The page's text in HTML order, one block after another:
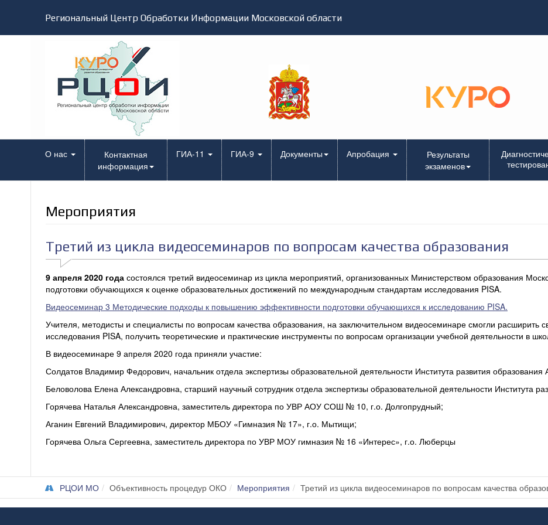
Региональный Центр Обработки Информации Московской области
О нас
Контактная
информация
ГИА-11 ГИА-9 Документы Апробация
Результаты
экзаменов
Мероприятия
Третий из цикла видеосеминаров по вопросам качества образования
9 апреля 2020 года состоялся третий видеосеминар из цикла мероприятий, организованных Министерством образования
подготовки обучающихся к оценке образовательных достижений по международным стандартам исследования PISA.
Видеосеминар 3 Методические подходы к повышению эффективности подготовки обучающихся к исследованию PISA.
Учителя, методисты и специалисты по вопросам качества образования, на заключительном видеосеминаре смогли расширить
исследования PISA, получить теоретические и практические инструменты по вопросам организации учебной деятельности в
В видеосеминаре 9 апреля 2020 года приняли участие:
Солдатов Владимир Федорович, начальник отдела экспертизы образовательной деятельности Института развития
Беловолова Елена Александровна, старший научный сотрудник отдела экспертизы образовательной деятельности Института
Горячева Наталья Александровна, заместитель директора по УВР АОУ СОШ № 10, г.о. Долгопрудный;
Аганин Евгений Владимирович, директор МБОУ «Гимназия № 17», г.о. Мытищи;
Горячева Ольга Сергеевна, заместитель директора по УВР МОУ гимназия № 16 «Интерес», г.о. Люберцы
РЦОИ МО Объективность процедур ОКО Мероприятия Третий из цикла видеосеминаров по вопросам качества